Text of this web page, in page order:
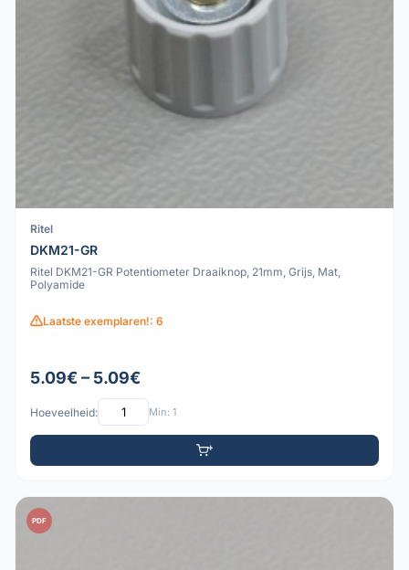
Ritel
DKM21-GR
Ritel DKM21-GR Potentiometer Draaiknop, 21mm, Grijs, Mat,
Polyamide
Laatste exemplaren!: 6
5.09€ – 5.09€
Hoeveelheid: Min: 1
PDF